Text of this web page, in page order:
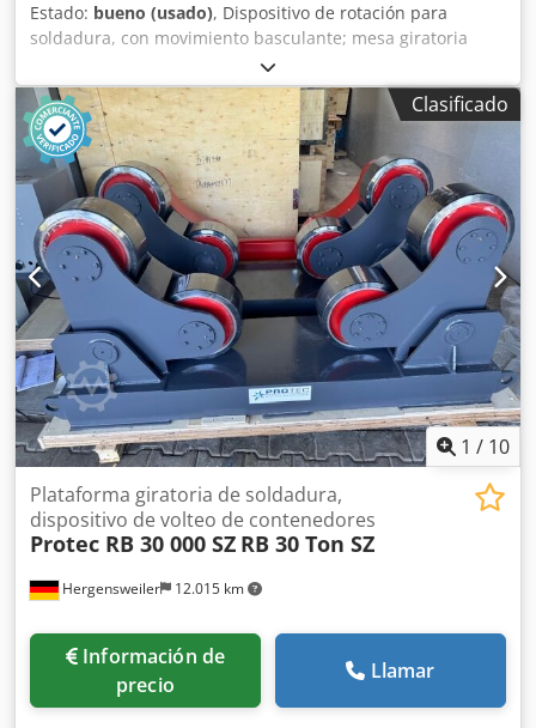
Estado: bueno (usado), Dispositivo de rotación para
soldadura, con movimiento basculante; mesa giratoria
inclinable; dispositivo de rotación de recipientes;
dispositivo de rotación para soldadura; dispositivo de
rotación para soldadura; equipo de soldadura; mesa
giratoria para soldadura; mesa giratoria e inclinable para
soldadura; dispositivo de rotación para soldadura. - Carga:
75 kg - Diámetro de sujeción: 300 mm - Eje hueco: Ø 42,5
mm - Potencia: 0,1 kW Dwsdpfxodwpdus Aklea - Velocidad:
RPM - Ejes: 2 unidades - Inclinación: manual - Ajuste de
altura: no - Cantidad: 1 dispositivo de rotación para
soldadura disponible - Precio: por unidad - Dimensiones:
830/450/A 920 mm - Peso propio: 174 kg
Clasificado
1 / 10
Hergensweiler 12.015 km
Plataforma giratoria de soldadura,
dispositivo de volteo de contenedores
Protec RB 30 000 SZ RB 30 Ton SZ
Información de
precio
Llamar